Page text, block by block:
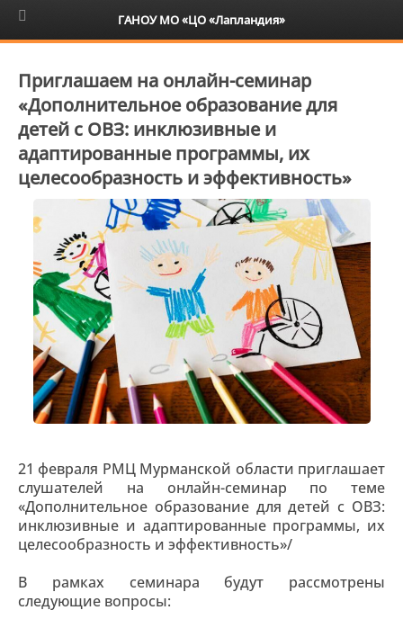
6+
Приглашаем на онлайн-семинар
«Дополнительное образование для
детей с ОВЗ: инклюзивные и
адаптированные программы, их
целесообразность и эффективность»
21 февраля РМЦ Мурманской области приглашает
слушателей на онлайн-семинар по теме
«Дополнительное образование для детей с ОВЗ:
инклюзивные и адаптированные программы, их
целесообразность и эффективность»/
В рамках семинара будут рассмотрены
следующие вопросы:
ГАНОУ МО «ЦО «Лапландия»